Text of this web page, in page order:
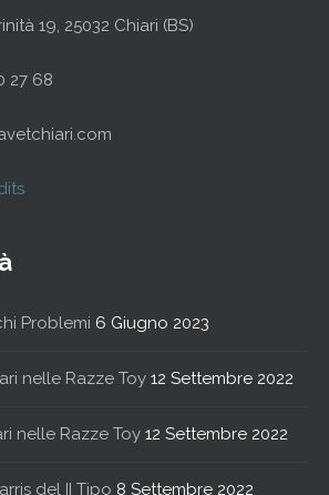
19, 25032 Chiari (BS)
27 68
Problemi 6 Giugno 2023
nelle Razze Toy 12 Settembre 2022
nelle Razze Toy 12 Settembre 2022
del II Tipo 8 Settembre 2022